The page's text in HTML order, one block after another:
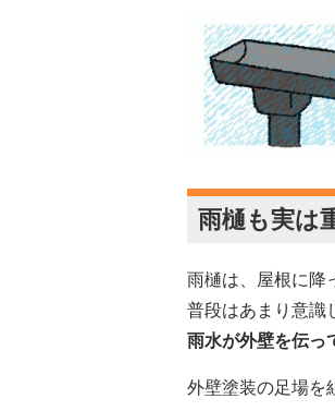
雨樋も実は
雨樋は、屋根に降
普段はあまり意識
雨水が外壁を伝
外壁塗装の足場を